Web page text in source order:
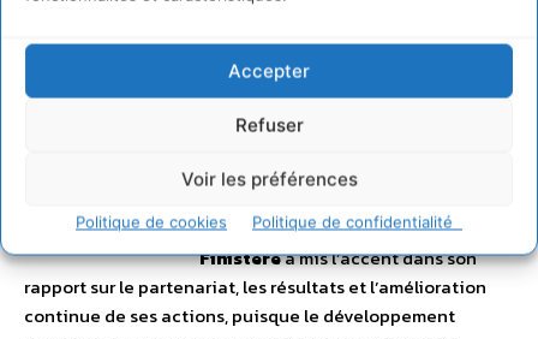
Accepter
Refuser
Voir les préférences
Politique de cookies Politique de confidentialité
BRETAGNE
Conseil Départemental du
LeConseil départemental du
Finistèrea mis l’accent dans son
rapport sur le partenariat, les résultats et l’amélioration
continue de ses actions, puisque le développement